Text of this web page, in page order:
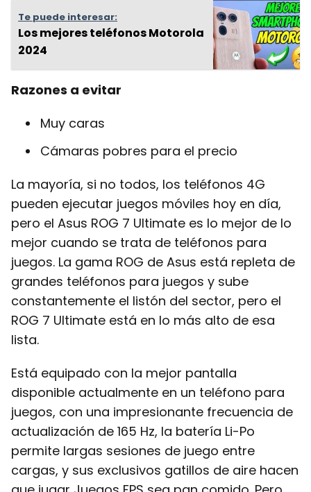
Te puede interesar:
Los mejores teléfonos Motorola
2024
Razones a evitar
Muy caras
Cámaras pobres para el precio
La mayoría, si no todos, los teléfonos 4G
pueden ejecutar juegos móviles hoy en día,
pero el Asus ROG 7 Ultimate es lo mejor de lo
mejor cuando se trata de teléfonos para
juegos. La gama ROG de Asus está repleta de
grandes teléfonos para juegos y sube
constantemente el listón del sector, pero el
ROG 7 Ultimate está en lo más alto de esa
lista.
Está equipado con la mejor pantalla
disponible actualmente en un teléfono para
juegos, con una impresionante frecuencia de
actualización de 165 Hz, la batería Li-Po
permite largas sesiones de juego entre
cargas, y sus exclusivos gatillos de aire hacen